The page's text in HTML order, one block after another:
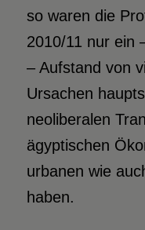
so waren die
2010/11 nur ein
– Aufstand von
Ursachen
neoliberalen
ägyptischen
urbanen wie
haben.